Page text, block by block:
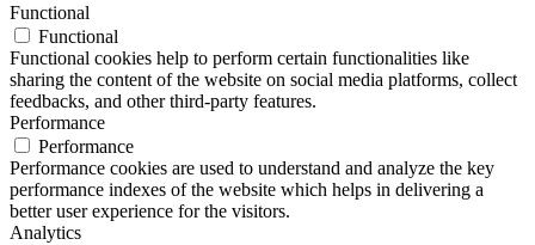
Functional
Functional
Functional cookies help to perform certain functionalities like
sharing the content of the website on social media platforms, collect
feedbacks, and other third-party features.
Performance
Performance
Performance cookies are used to understand and analyze the key
performance indexes of the website which helps in delivering a
better user experience for the visitors.
Analytics